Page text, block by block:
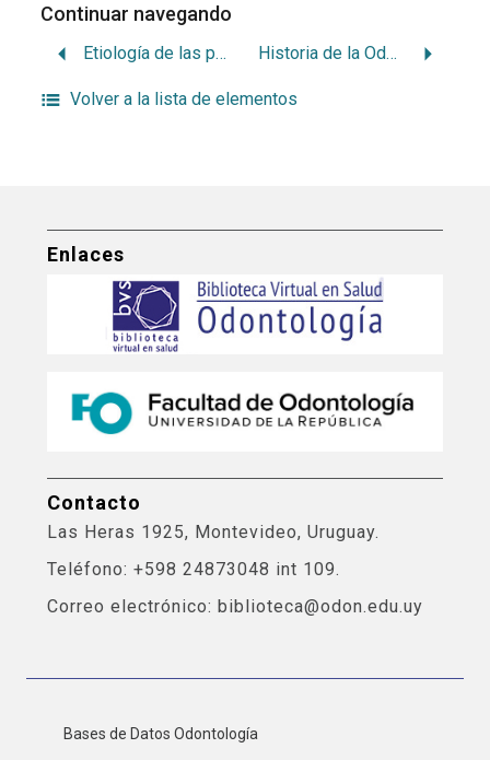
Continuar navegando
Etiología de las paradenciopatias. Estados generales actuales Historia de la Odontología
Volver a la lista de elementos
Enlaces
Contacto
Las Heras 1925, Montevideo, Uruguay.
Teléfono: +598 24873048 int 109.
Correo electrónico: biblioteca@odon.edu.uy
Bases de Datos Odontología